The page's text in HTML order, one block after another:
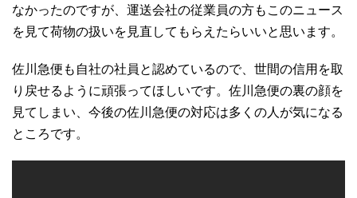
なかったのですが、運送会社の従業員の方もこのニュース
を見て荷物の扱いを見直してもらえたらいいと思います。
佐川急便も自社の社員と認めているので、世間の信用を取
り戻せるように頑張ってほしいです。佐川急便の裏の顔を
見てしまい、今後の佐川急便の対応は多くの人が気になる
ところです。